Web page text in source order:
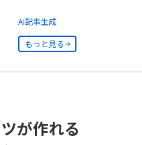
AI記事生成
もっと見る
が作れる